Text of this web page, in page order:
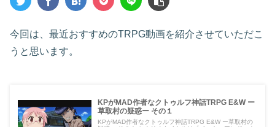
今回は、最近おすすめのTRPG動画を紹介させていただこ
うと思います。
KPがMAD作者なクトゥルフ神話TRPG E&W ー
草取村の疑惑ー その１
KPがMAD作者なクトゥルフ神話TRPG E&W ー草取村の